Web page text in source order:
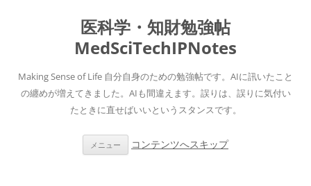
医科学・知財勉強帖
MedSciTechIPNotes
Making Sense of Life 自分自身のための勉強帖です。AIに訊いたこと
の纏めが増えてきました。AIも間違えます。誤りは、誤りに気付い
たときに直せばいいというスタンスです。
メニュー コンテンツへスキップ